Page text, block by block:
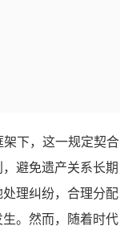
下，这一规定契合
避免遗产关系长期
理纠纷，合理分配
。然而，随着时代